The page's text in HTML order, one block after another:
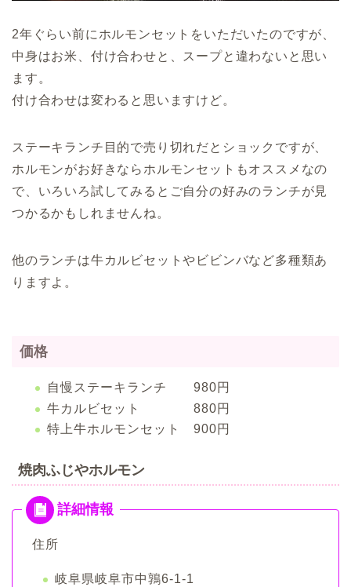
2年ぐらい前にホルモンセットをいただいたのですが、
中身はお米、付け合わせと、スープと違わないと思い
ます。
付け合わせは変わると思いますけど。
ステーキランチ目的で売り切れだとショックですが、
ホルモンがお好きならホルモンセットもオススメなの
で、いろいろ試してみるとご自分の好みのランチが見
つかるかもしれませんね。
他のランチは牛カルビセットやビビンバなど多種類あ
りますよ。
価格
自慢ステーキランチ 980円
牛カルビセット 880円
特上牛ホルモンセット 900円
焼肉ふじやホルモン
住所
岐阜県岐阜市中鶉6-1-1